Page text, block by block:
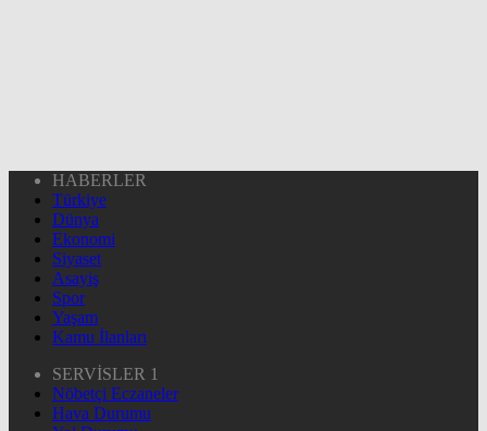
HABERLER
Türkiye
Dünya
Ekonomi
Siyaset
Asayiş
Spor
Yaşam
Kamu İlanları
SERVİSLER 1
Nöbetçi Eczaneler
Hava Durumu